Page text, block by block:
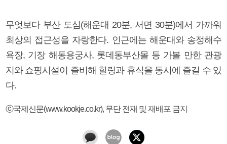
무엇보다 부산 도심(해운대 20분, 서면 30분)에서 가까워
최상의 접근성을 자랑한다. 인근에는 해운대와 송정해수
욕장, 기장 해동용궁사, 롯데동부산몰 등 가볼 만한 관광
지와 쇼핑시설이 즐비해 힐링과 휴식을 동시에 즐길 수 있
다.
ⓒ국제신문(www.kookje.co.kr), 무단 전재 및 재배포 금지